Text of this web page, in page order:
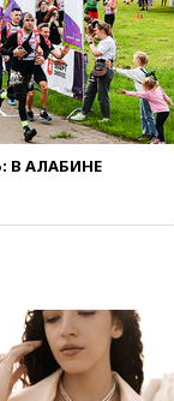
БПЛА повторно
Белгород
Израиль отверг
мира о выводе
Газа
ТАСС: видео с
Хаменеи,
военных баз в
Bloomberg: США
млн долларов на
В АЛАБИНЕ